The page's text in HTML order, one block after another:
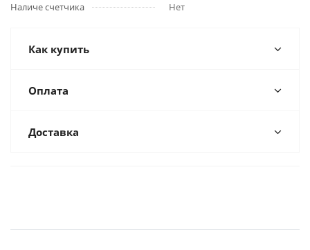
Наличе счетчика
Нет
Как купить
Оплата
Доставка